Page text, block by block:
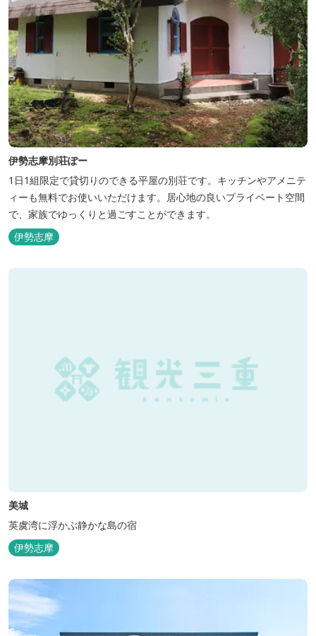
伊勢志摩別荘ぽー
1日1組限定で貸切りのできる平屋の別荘です。キッチンやアメニテ
ィーも無料でお使いいただけます。居心地の良いプライベート空間
で、家族でゆっくりと過ごすことができます。
伊勢志摩
美城
英虞湾に浮かぶ静かな島の宿
伊勢志摩